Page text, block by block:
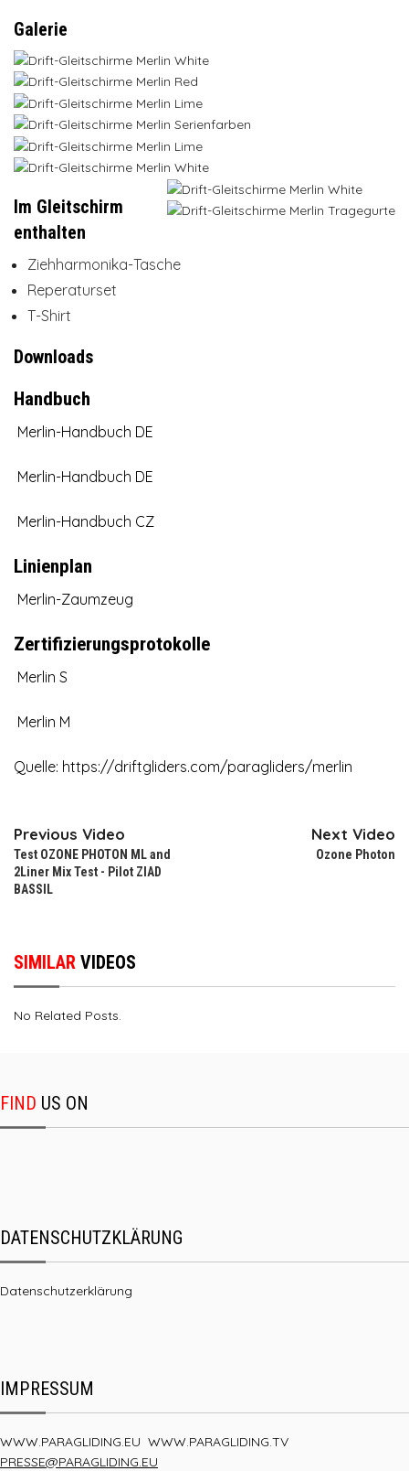
Galerie
Im Gleitschirm
enthalten
Ziehharmonika-Tasche
Reperaturset
T-Shirt
Downloads
Handbuch
Merlin-Handbuch DE
Merlin-Handbuch DE
Merlin-Handbuch CZ
Linienplan
Merlin-Zaumzeug
Zertifizierungsprotokolle
Merlin S
Merlin M
Quelle: https://driftgliders.com/paragliders/merlin
Previous Video
Test OZONE PHOTON ML and
2Liner Mix Test - Pilot ZIAD
BASSIL
Next Video
Ozone Photon
SIMILAR VIDEOS
No Related Posts.
FIND US ON
DATENSCHUTZKLÄRUNG
Datenschutzerklärung
IMPRESSUM
WWW.PARAGLIDING.EU WWW.PARAGLIDING.TV
PRESSE@PARAGLIDING.EU